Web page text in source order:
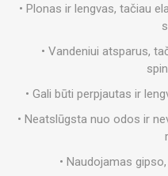
• Plonas ir lengvas, tačiau
• Vandeniui atsparus,
• Gali būti perpjautas ir
• Neatslūgsta nuo odos ir
• Naudojamas